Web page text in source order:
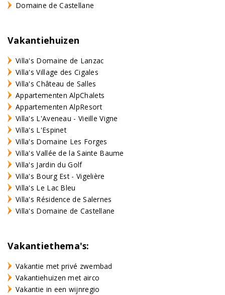
Domaine de Castellane
Vakantiehuizen
Villa's Domaine de Lanzac
Villa's Village des Cigales
Villa's Château de Salles
Appartementen AlpChalets
Appartementen AlpResort
Villa's L'Aveneau - Vieille Vigne
Villa's L'Espinet
Villa's Domaine Les Forges
Villa's Vallée de la Sainte Baume
Villa's Jardin du Golf
Villa's Bourg Est - Vigelière
Villa's Le Lac Bleu
Villa's Résidence de Salernes
Villa's Domaine de Castellane
Vakantiethema's:
Vakantie met privé zwembad
Vakantiehuizen met airco
Vakantie in een wijnregio